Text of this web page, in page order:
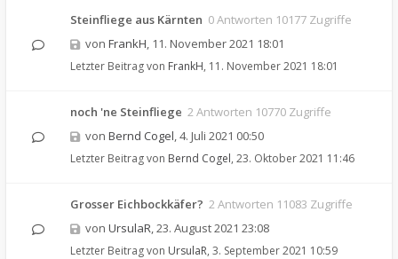
Steinfliege aus Kärnten 0 Antworten 10177 Zugriffe
von FrankH, 11. November 2021 18:01
Letzter Beitrag von FrankH, 11. November 2021 18:01
noch 'ne Steinfliege 2 Antworten 10770 Zugriffe
von Bernd Cogel,4. Juli 2021 00:50
Letzter Beitrag von Bernd Cogel, 23. Oktober 2021 11:46
Grosser Eichbockkäfer? 2 Antworten 11083 Zugriffe
von UrsulaR,23. August 2021 23:08
Letzter Beitrag von UrsulaR, 3. September 2021 10:59